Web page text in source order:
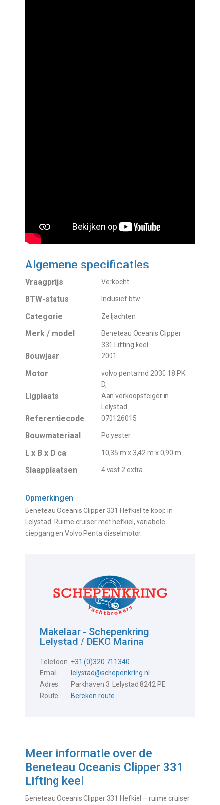
Algemene specificaties
Vraagprijs Verkocht
BTW-status Inclusief btw
Categorie Zeiljachten
Merk / model
Beneteau Oceanis Clipper
331 Lifting keel
Bouwjaar 2001
Motor
volvo penta md 2030 18 PK
D,
Ligplaats
Aan verkoopsteiger in
Lelystad
Referentiecode 070126015
Bouwmateriaal Polyester
L x B x D ca 10,35 m x 3,42 m x 0,90 m
Slaapplaatsen 4 vast 2 extra
Opmerkingen
Beneteau Oceanis Clipper 331 Hefkiel te koop in
Lelystad. Ruime cruiser met hefkiel, variabele
diepgang en Volvo Penta dieselmotor.
Makelaar - Schepenkring
Lelystad / DEKO Marina
Telefoon +31 (0)320 711340
Email
lelystad@schepenkring.nl
Adres
Parkhaven 3, Lelystad 8242 PE
Route
Bereken route
Meer informatie over de
Beneteau Oceanis Clipper 331
Lifting keel
Beneteau Oceanis Clipper 331 Hefkiel – ruime cruiser